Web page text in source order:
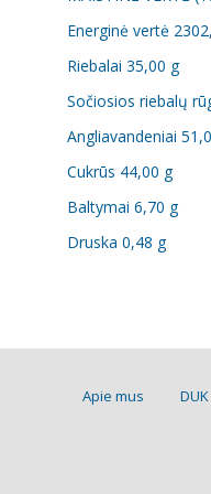
Energinė vertė
Riebalai 35,00 g
Sočiosios riebalų
Angliavandeniai
Cukrūs 44,00 g
Baltymai 6,70 g
Druska 0,48 g
Apie mus DUK